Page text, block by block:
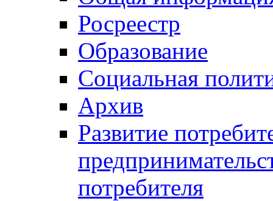
Росреестр
Образование
Социальная
Архив
Развитие
потребителя